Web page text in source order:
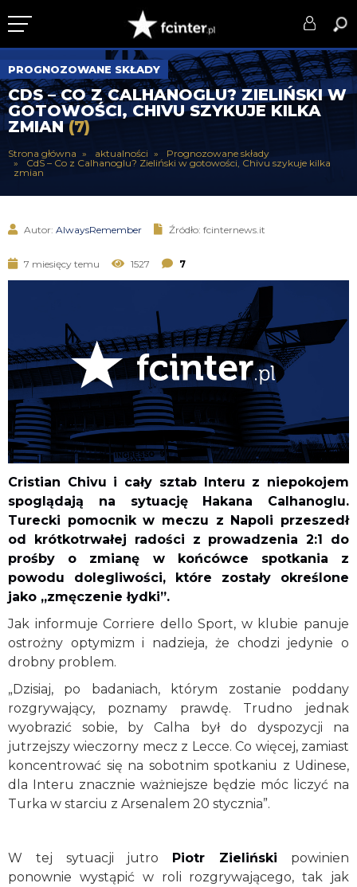
KLUB
DRUŻYNA
SERIE A
PUCHARY
SERWIS
PROGNOZOWANE SKŁADY
CDS – CO Z CALHANOGLU? ZIELIŃSKI W
GOTOWOŚCI, CHIVU SZYKUJE KILKA
ZMIAN(7)
Strona główna aktualności
Prognozowane składy
CdS – Co z Calhanoglu? Zieliński w gotowości, Chivu szykuje kilka
zmian
Autor: AlwaysRemember Źródło: fcinternews.it
7 miesięcy temu 1527 7
Cristian Chivu i cały sztab Interu z niepokojem
spoglądają na sytuację Hakana Calhanoglu.
Turecki pomocnik w meczu z Napoli przeszedł
od krótkotrwałej radości z prowadzenia 2:1 do
prośby o zmianę w końcówce spotkania z
powodu dolegliwości, które zostały określone
jako „zmęczenie łydki”.
Jak informuje Corriere dello Sport, w klubie panuje
ostrożny optymizm i nadzieja, że chodzi jedynie o
drobny problem.
„Dzisiaj, po badaniach, którym zostanie poddany
rozgrywający, poznamy prawdę. Trudno jednak
wyobrazić sobie, by Calha był do dyspozycji na
jutrzejszy wieczorny mecz z Lecce. Co więcej, zamiast
koncentrować się na sobotnim spotkaniu z Udinese,
dla Interu znacznie ważniejsze będzie móc liczyć na
Turka w starciu z Arsenalem 20 stycznia”.
W tej sytuacji jutro Piotr Zieliński powinien
ponownie wystąpić w roli rozgrywającego, tak jak